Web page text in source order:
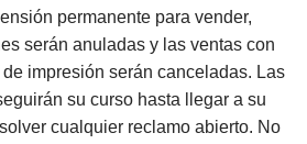
permanente para vender,
serán anuladas y las ventas con
impresión serán canceladas. Las
su curso hasta llegar a su
cualquier reclamo abierto. No